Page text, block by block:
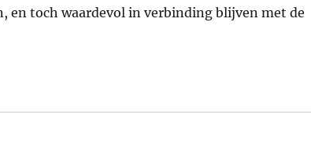
toch waardevol in verbinding blijven met de